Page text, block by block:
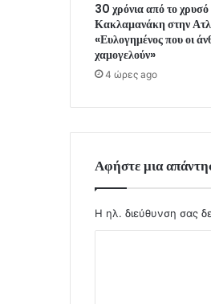
30 χρόνια από το χρυσό
Κακλαμανάκη στην
«Ευλογημένος που οι
χαμογελούν»
4 ώρες ago
Αφήστε μια
Η ηλ. διεύθυνση σας